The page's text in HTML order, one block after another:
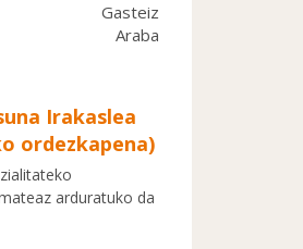
Gasteiz
Araba
Irakaslea
ordezkapena)
arduratuko da